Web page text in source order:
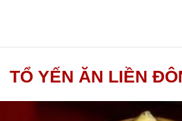
TỔ YẾN ĂN LIỀN